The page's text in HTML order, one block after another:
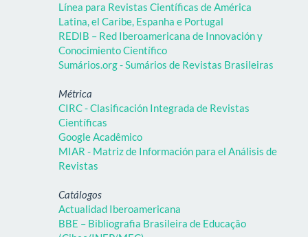
Línea para Revistas Científicas de América
Latina, el Caribe, Espanha e Portugal
REDIB – Red Iberoamericana de Innovación y
Conocimiento Científico
Sumários.org - Sumários de Revistas Brasileiras
Métrica
CIRC - Clasificación Integrada de Revistas
Científicas
Google Acadêmico
MIAR - Matriz de Información para el Análisis de
Revistas
Catálogos
Actualidad Iberoamericana
BBE – Bibliografia Brasileira de Educação